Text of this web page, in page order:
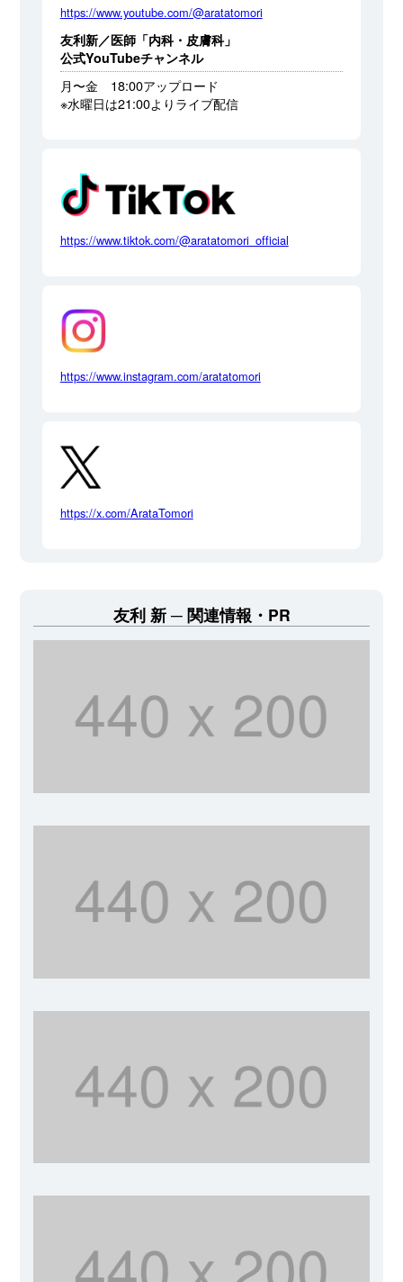
https://www.youtube.com/@aratatomori
友利新／医師「内科・皮膚科」
公式YouTubeチャンネル
月〜金 18:00アップロード
※水曜日は21:00よりライブ配信
https://www.tiktok.com/@aratatomori_official
https://www.instagram.com/aratatomori
https://x.com/ArataTomori
友利 新 関連情報・PR